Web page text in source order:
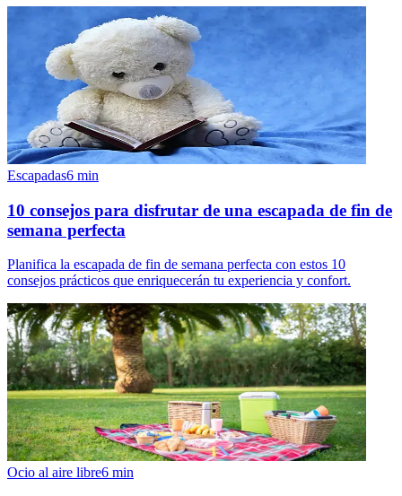
Escapadas6 min
10 consejos para disfrutar de una escapada de fin de
semana perfecta
Planifica la escapada de fin de semana perfecta con estos 10
consejos prácticos que enriquecerán tu experiencia y confort.
Ocio al aire libre6 min